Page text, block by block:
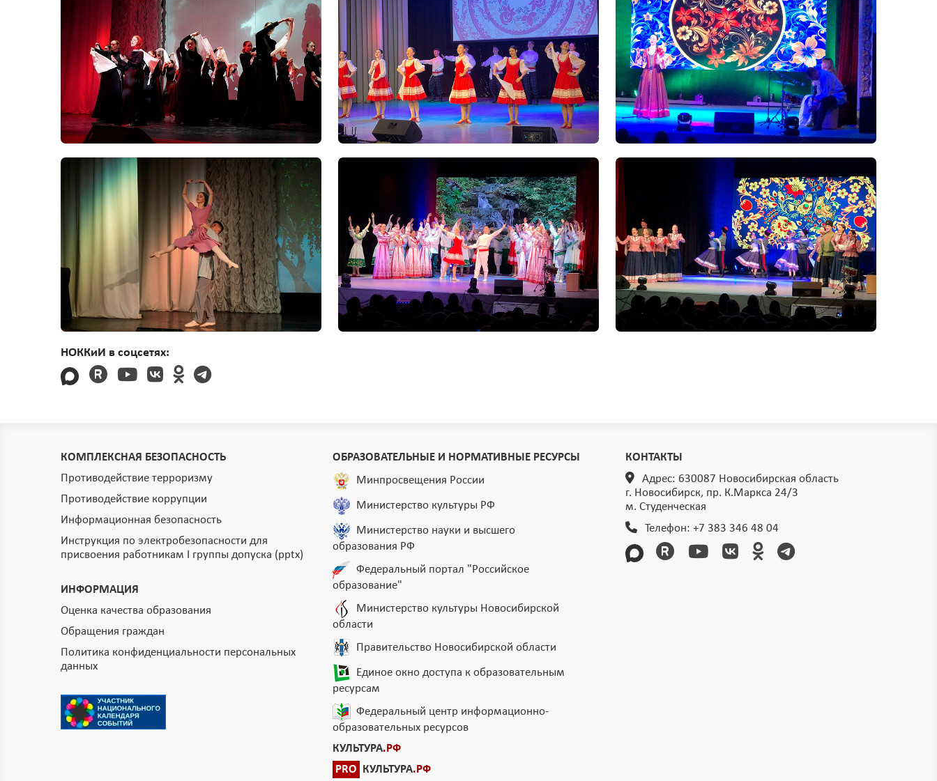
НОККиИ в соцсетях:
КОМПЛЕКСНАЯ БЕЗОПАСНОСТЬ
Противодействие терроризму
Противодействие коррупции
Информационная безопасность
Инструкция по электробезопасности для
присвоения работникам I группы допуска (pptx)
ИНФОРМАЦИЯ
Оценка качества образования
Обращения граждан
Политика конфиденциальности персональных
данных
ОБРАЗОВАТЕЛЬНЫЕ И НОРМАТИВНЫЕ РЕСУРСЫ
Минпросвещения России
Министерство культуры РФ
Министерство науки и высшего
образования РФ
Федеральный портал "Российское
образование"
Министерство культуры Новосибирской
области
Правительство Новосибирской области
Единое окно доступа к образовательным
ресурсам
Федеральный центр информационно-
образовательных ресурсов
КУЛЬТУРА.РФ
PRO
КУЛЬТУРА.РФ
КОНТАКТЫ
Адрес: 630087 Новосибирская область
г. Новосибирск, пр. К.Маркса 24/3
м. Студенческая
Телефон: +7 383 346 48 04